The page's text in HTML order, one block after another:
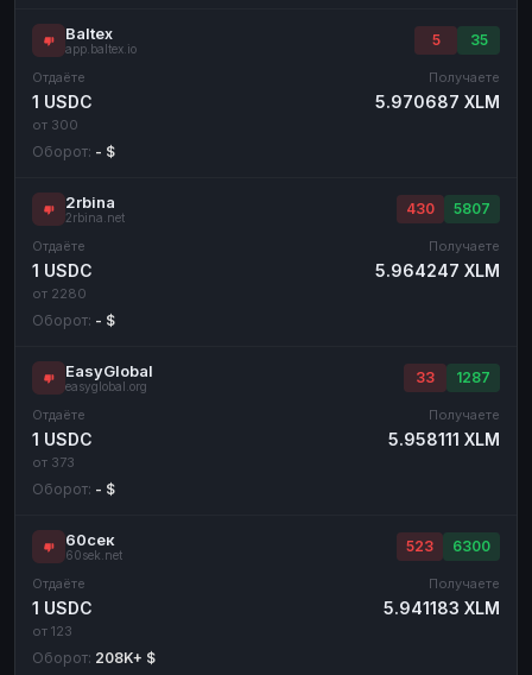
Baltex
app.baltex.io
5 35
Отдаёте
1 USDC
от 300
Получаете
5.970687 XLM
Оборот: - $
2rbina
2rbina.net
430 5807
Отдаёте
1 USDC
от 2280
Получаете
5.964247 XLM
Оборот: - $
EasyGlobal
easyglobal.org
33 1287
Отдаёте
1 USDC
от 373
Получаете
5.958111 XLM
Оборот: - $
60сек
60sek.net
523 6300
Отдаёте
1 USDC
от 123
Получаете
5.941183 XLM
Оборот: 208K+ $